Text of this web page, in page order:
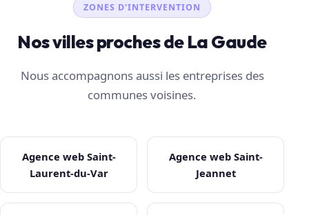
ZONES D'INTERVENTION
Nos villes proches de La Gaude
Nous accompagnons aussi les entreprises des
communes voisines.
Agence web Saint-
Laurent-du-Var
Agence web Saint-
Jeannet